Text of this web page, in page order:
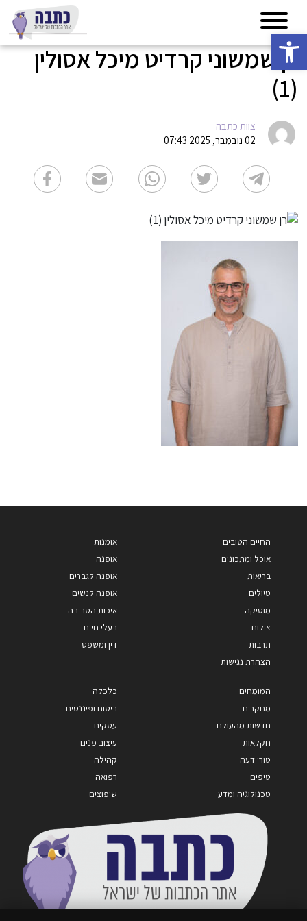
פתח סרגל נגישות
רן שמשוני קרדיט מיכל אסולין
(1)
צוות כתבה
02 נובמבר, 2025 07:43
החיים הטובים
אוכל ומתכונים
בריאות
טיולים
מוסיקה
צילום
תרבות
הצהרת נגישות
אומנות
אופנה
אופנה לגברים
אופנה לנשים
איכות הסביבה
בעלי חיים
דין ומשפט
המומחים
מחקרים
חדשות מהעולם
חקלאות
טורי דעה
טיפים
טכנולוגיה ומדע
כלכלה
ביטוח ופיננסים
עסקים
עיצוב פנים
קהילה
רפואה
שיפוצים